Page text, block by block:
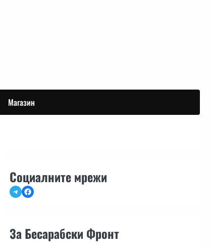
Магазин
Социалните мрежи
TelegramFacebook
За Бесарабски Фронт